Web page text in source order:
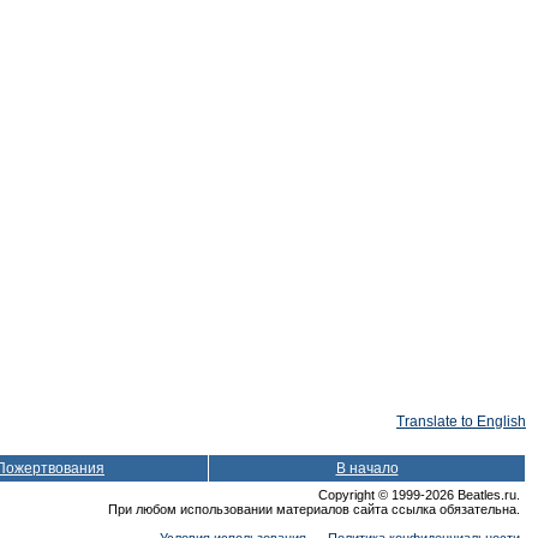
Translate to English
В начало
Copyright © 1999-2026 Beatles.ru.
При любом использовании материалов сайта ссылка обязательна.